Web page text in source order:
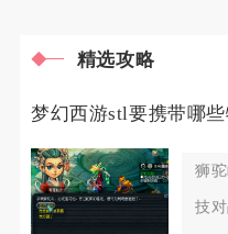
精选攻略
梦幻西游stl要携带哪
狮
技